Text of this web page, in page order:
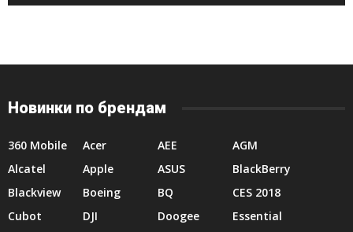
Новинки по брендам
360 Mobile Acer AEE
AGM
Alcatel
Apple ASUS
BlackBerry
Blackview
Boeing BQ
CES 2018
Cubot
DJI Doogee
Essential